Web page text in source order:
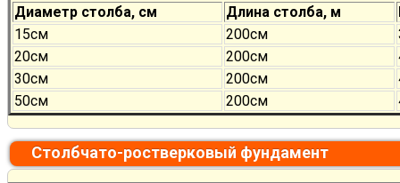
Диаметр столба, см Длина столба, м
15см
200см
20см
200см
30см
200см
50см
200см
Столбчато-ростверковый фундамент